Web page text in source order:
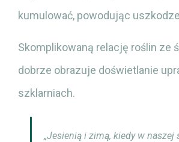
kumulować, powodując
Skomplikowaną relację roślin ze
dobrze obrazuje doświetlanie
szklarniach.
„Jesienią i zimą, kiedy w naszej